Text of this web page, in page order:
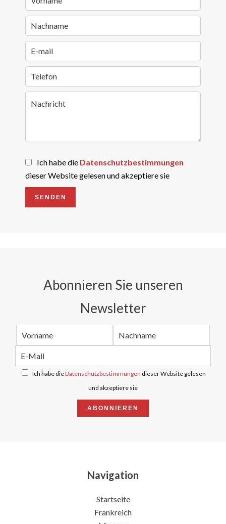
Ich habe die Datenschutzbestimmungen
dieser Website gelesen und akzeptiere sie
SENDEN
Abonnieren Sie unseren
Newsletter
Ich habe dieDatenschutzbestimmungen dieser Website gelesen
und akzeptiere sie
ABONNIEREN
Navigation
Startseite
Frankreich